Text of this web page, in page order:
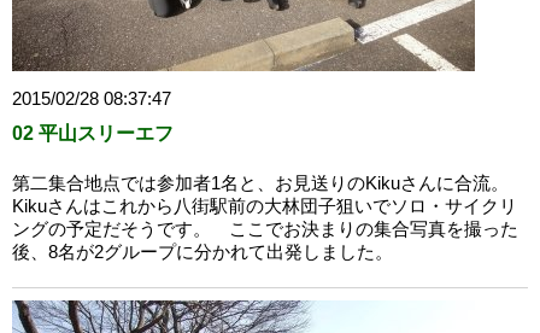
2015/02/28 08:37:47
02 平山スリーエフ
第二集合地点では参加者1名と、お見送りのKikuさんに合流。
Kikuさんはこれから八街駅前の大林団子狙いでソロ・サイクリ
ングの予定だそうです。 ここでお決まりの集合写真を撮った
後、8名が2グループに分かれて出発しました。